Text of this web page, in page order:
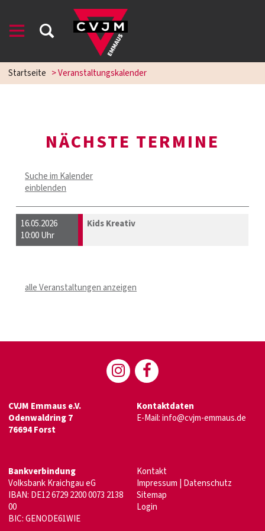
Startseite > Veranstaltungskalender
NÄCHSTE TERMINE
Suche im Kalender
einblenden
16.05.2026
10:00 Uhr
Kids Kreativ
alle Veranstaltungen anzeigen
CVJM Emmaus e.V.
Odenwaldring 7
76694 Forst
Kontaktdaten
E-Mail:info@cvjm-emmaus.de
Bankverbindung
Volksbank Kraichgau eG
IBAN: DE12 6729 2200 0073 2138
00
BIC: GENODE61WIE
Kontakt
Impressum | Datenschutz
Sitemap
Login